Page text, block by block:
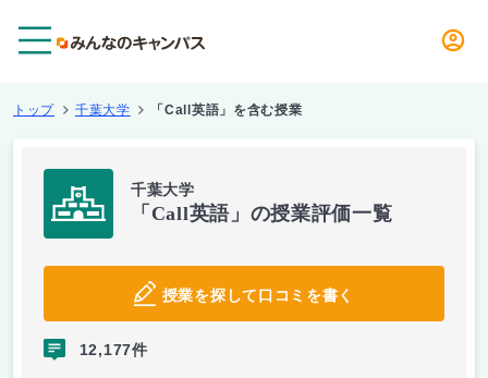
トップ 千葉大学 「Call英語」を含む授業
千葉大学
「Call英語」の授業評価一覧
授業を探して口コミを書く
12,177件